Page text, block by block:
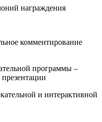
награждения
комментирование
программы –
и интерактивной